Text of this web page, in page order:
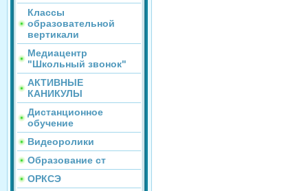
Классы
образовательной
вертикали
Медиацентр
"Школьный звонок"
АКТИВНЫЕ
КАНИКУЛЫ
Дистанционное
обучение
Видеоролики
Образование ст
ОРКСЭ